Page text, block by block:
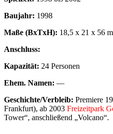
Baujahr: 1998
Maße (BxTxH): 18,5 x 21 x 56 m
Anschluss:
Kapazität: 24 Personen
Ehem. Namen: —
Geschichte/Verbleib: Premiere
Frankfurt), ab 2003 Freizeitpark
Tower“, anschließend „Volcano“.